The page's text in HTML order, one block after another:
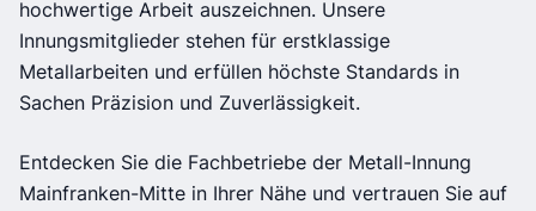
hochwertige Arbeit auszeichnen. Unsere
Innungsmitglieder stehen für erstklassige
Metallarbeiten und erfüllen höchste Standards in
Sachen Präzision und Zuverlässigkeit.
Entdecken Sie die Fachbetriebe der Metall-Innung
Mainfranken-Mitte in Ihrer Nähe und vertrauen Sie auf